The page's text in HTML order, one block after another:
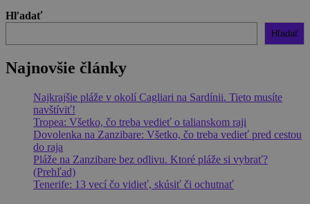
Hľadať
Hľadať
Najnovšie články
Najkrajšie pláže v okolí Cagliari na Sardínii. Tieto musíte
navštíviť!
Tropea: Všetko, čo treba vedieť o talianskom raji
Dovolenka na Zanzibare: Všetko, čo treba vedieť pred cestou
do raja
Pláže na Zanzibare bez odlivu. Ktoré pláže si vybrať?
(Prehľad)
Tenerife: 13 vecí čo vidieť, skúsiť či ochutnať